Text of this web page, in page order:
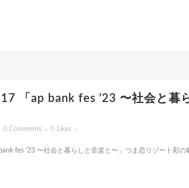
「ap bank fes ’23 〜社会と暮
0 Comments 0 Likes
fes '23 〜社会と暮らしと音楽と〜」つま恋リゾート彩の